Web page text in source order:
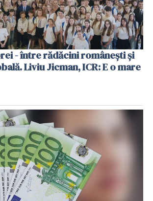
- între rădăcini românești și
Liviu Jicman, ICR: E o mare